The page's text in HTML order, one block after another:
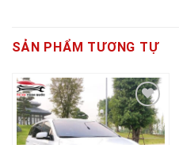
SẢN PHẨM TƯƠNG TỰ
Add to
wishlist